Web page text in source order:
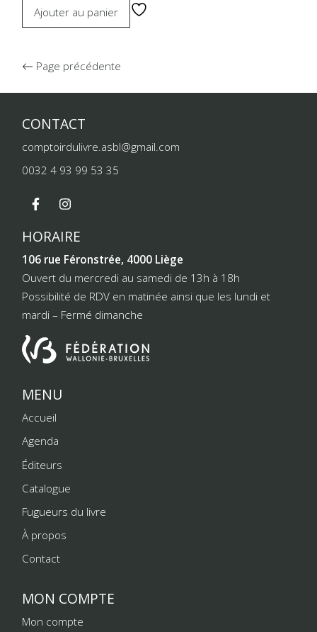
Ajouter au panier
Page précédente
CONTACT
comptoirdulivre.asbl@gmail.com
0032 4 93 99 53 35
HORAIRE
106 rue Féronstrée, 4000 Liège
Ouvert du mercredi au samedi de 13h à 18h
Possibilité de RDV en matinée ainsi que les lundi et
mardi – Fermé dimanche
MENU
Accueil
Agenda
Éditeurs
Catalogue
Fugueurs du livre
À propos
Contact
MON COMPTE
Mon compte